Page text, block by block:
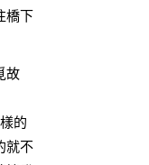
橋下
故
的
就不